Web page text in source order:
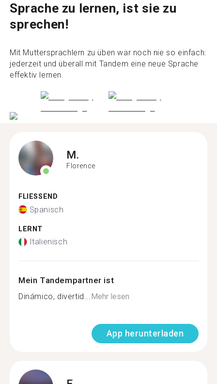
Sprache zu lernen, ist sie zu
sprechen!
Mit Muttersprachlern zu üben war noch nie so einfach:
jederzeit und überall mit Tandem eine neue Sprache
effektiv lernen.
M.
Florence
FLIESSEND
Spanisch
LERNT
Italienisch
Mein Tandempartner ist
Dinámico, divertid...Mehr lesen
App herunterladen